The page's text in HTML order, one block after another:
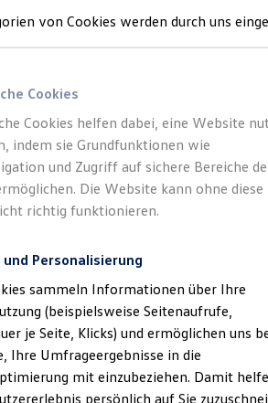
und Gebrauchtwagen
Angebote
Leasing
Gebrauchtwagen-Leasing
Leasing
Leasing
ohne Anzahlung
mit Schlussrate
und Garantien
Class bei Volkswagen
groß. Der
Impressum & Rechtliches
von Cookies werden durch uns
Cookies
Cookies helfen dabei, eine Website
indem sie Grundfunktionen wie
und Zugriff auf sichere Bereiche
Die Website kann ohne diese
richtig funktionieren.
Personalisierung
sammeln Informationen über Ihre
(beispielsweise Seitenaufrufe,
je Seite, Klicks) und ermöglichen uns
Ihre Umfrageergebnisse in die
mit einzubeziehen. Damit
persönlich auf Sie